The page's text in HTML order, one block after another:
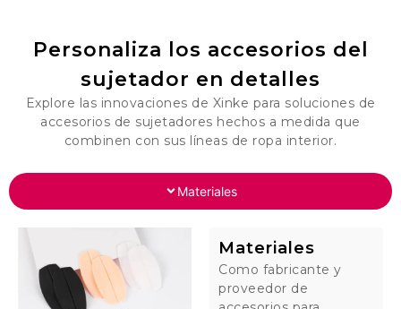
Personaliza los accesorios del
sujetador en detalles
Explore las innovaciones de Xinke para soluciones de
accesorios de sujetadores hechos a medida que
combinen con sus líneas de ropa interior.
Materiales
Materiales
Como fabricante y
proveedor de